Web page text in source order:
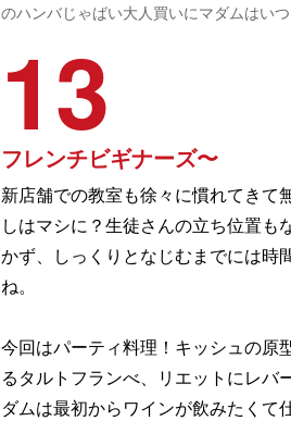
のハンバじゃばい大人買いにマダムはいつ
フレンチビギナーズ〜
13
新店舗での教室も徐々に慣れてきて
しはマシに？生徒さんの立ち位置も
かず、しっくりとなじむまでには時
ね。
今回はパーティ料理！キッシュの原
るタルトフランべ、リエットにレバ
ダムは最初からワインが飲みたくて